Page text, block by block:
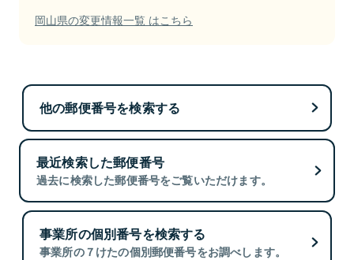
岡山県の変更情報一覧 はこちら
他の郵便番号を検索する
最近検索した郵便番号
過去に検索した郵便番号をご覧いただけます。
事業所の個別番号を検索する
事業所の７けたの個別郵便番号をお調べします。